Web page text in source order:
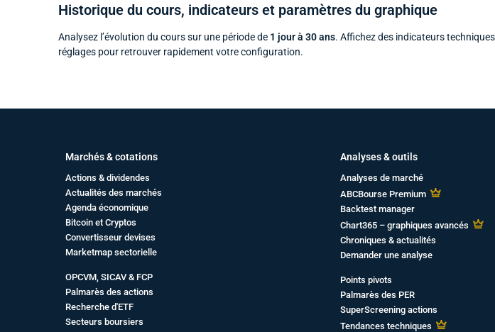
Historique du cours, indicateurs et paramètres du graphique
Analysez l’évolution du cours sur une période de 1 jour à 30 ans. Affichez des indicateurs
réglages pour retrouver rapidement votre configuration.
Marchés & cotations
Actions & dividendes
Actualités des marchés
Agenda économique
Bitcoin et Cryptos
Convertisseur devises
Marketmap sectorielle
OPCVM, SICAV & FCP
Palmarès des actions
Recherche d'ETF
Secteurs boursiers
Analyses & outils
Analyses de marché
ABCBourse Premium
Backtest manager
Chart365 – graphiques avancés
Chroniques & actualités
Demander une analyse
Points pivots
Palmarès des PER
SuperScreening actions
Tendances techniques